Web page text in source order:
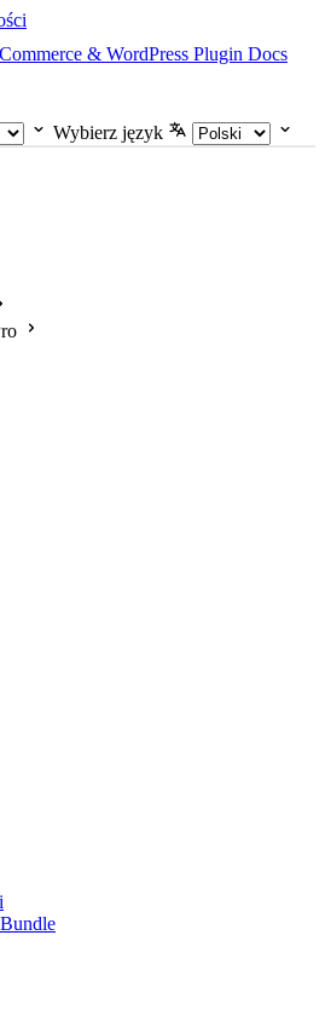
& WordPress Plugin Docs
Wybierz język